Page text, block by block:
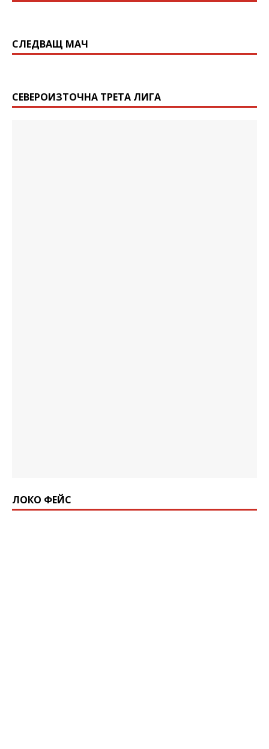
СЛЕДВАЩ МАЧ
СЕВЕРОИЗТОЧНА ТРЕТА ЛИГА
ЛОКО ФЕЙС